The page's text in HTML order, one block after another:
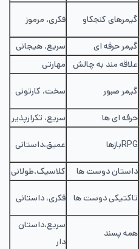
گیمرهای کنجکاو فکری، مرموز
گیمر حرفه ای
سریع، هیجانی
علاقه مند به چالش مهارتی
گیمر صبور سخت، کارتونی
حرفه ای ها
سریع، تکرارپذیر
RPGبازها عمیق،داستانی
داستان دوست ها
کلاسیک،طولانی
تاکتیکی دوست ها فکری، داستانی
همه پسند
سریع،داستان
دار